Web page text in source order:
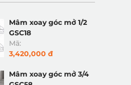
Mâm xoay góc mở 1/2
GSC18
Mã:
3,420,000 đ
Mâm xoay góc mở 3/4